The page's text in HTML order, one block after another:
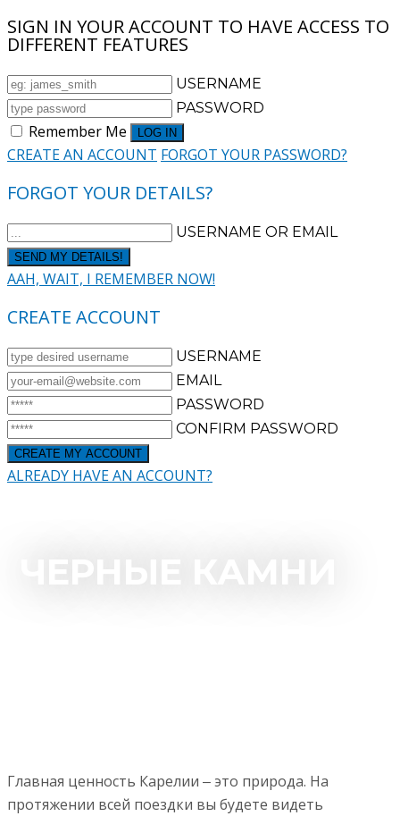
SIGN IN YOUR ACCOUNT TO HAVE ACCESS TO
DIFFERENT FEATURES
USERNAME
PASSWORD
Remember Me
CREATE AN ACCOUNT FORGOT YOUR PASSWORD?
FORGOT YOUR DETAILS?
USERNAME OR EMAIL
AAH, WAIT, I REMEMBER NOW!
CREATE ACCOUNT
USERNAME
EMAIL
PASSWORD
CONFIRM PASSWORD
ALREADY HAVE AN ACCOUNT?
Главная ценность Карелии ‒ это природа. На
протяжении всей поездки вы будете видеть